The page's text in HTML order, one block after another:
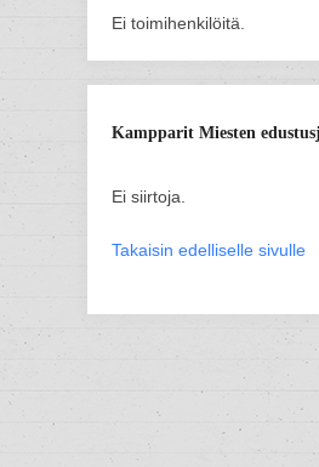
Ei toimihenkilöitä.
Kampparit Miesten
Ei siirtoja.
Takaisin edelliselle sivulle